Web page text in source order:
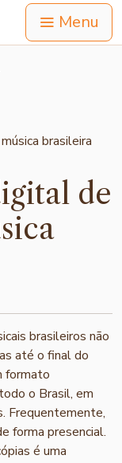
Menu
de
brasileiros não
até o final do
formato
o Brasil, em
Frequentemente,
forma presencial.
é uma